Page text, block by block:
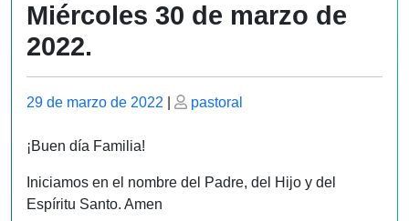
Miércoles 30 de marzo de
2022.
Publicado
29 de marzo de 2022
Publicado
pastoral
¡Buen día Familia!
Iniciamos en el nombre del Padre, del Hijo y del
Espíritu Santo. Amen